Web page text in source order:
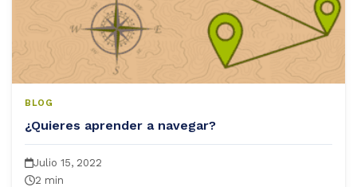
BLOG
¿Quieres aprender a navegar?
Julio 15, 2022
2 min